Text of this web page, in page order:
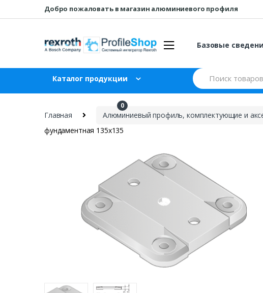
к
к
Добро пожаловать в магазин алюминиевого профиля
Базовые
Каталог продукции
Искать:
0
Главная Алюминиевый профиль, комплектующие и
фундаментная 135х135